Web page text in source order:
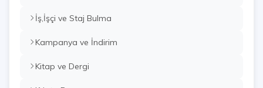
İş,İşçi ve Staj Bulma
Kampanya ve İndirim
Kitap ve Dergi